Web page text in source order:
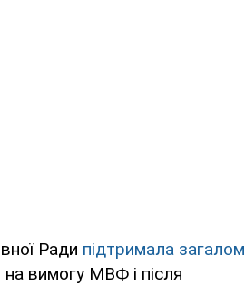
Ради підтримала загалом
вимогу МВФ і після